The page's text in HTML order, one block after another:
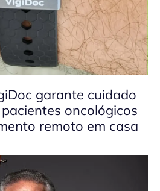
garante cuidado
oncológicos
remoto em casa